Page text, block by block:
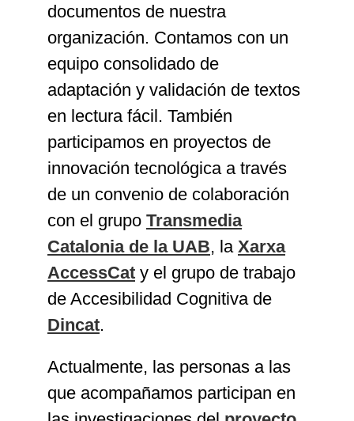
organización. Contamos con un
equipo consolidado de
adaptación y validación de textos
en lectura fácil. También
participamos en proyectos de
innovación tecnológica a través
de un convenio de colaboración
con el grupo Transmedia
Catalonia de la UAB , la Xarxa
AccessCat y el grupo de trabajo
de Accesibilidad Cognitiva de
Dincat
Actualmente, las personas a las
que acompañamos participan en
las investigaciones de l
proyecto